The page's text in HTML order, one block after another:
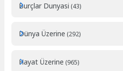
Burçlar Dunyasi (43)
Dünya Üzerine (292)
Hayat Üzerine (965)